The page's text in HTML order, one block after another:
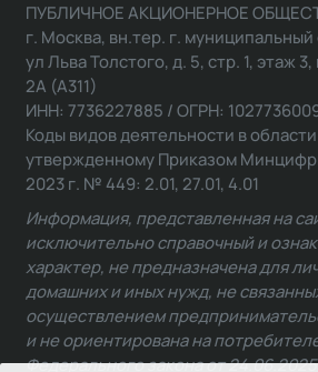
ПУБЛИЧНОЕ АКЦИОНЕРНОЕ
г. Москва, вн.тер. г.
ул Льва Толстого, д. 5, стр. 1, этаж
2А (А311)
ИНН: 7736227885 / ОГРН:
Коды видов деятельности в
утвержденному Приказом
2023 г. № 449: 2.01, 27.01, 4.01
Информация, представленная на
исключительно справочный и
характер, не предназначена для
домашних и иных нужд, не
осуществлением
и не ориентирована на
Федерального закона от